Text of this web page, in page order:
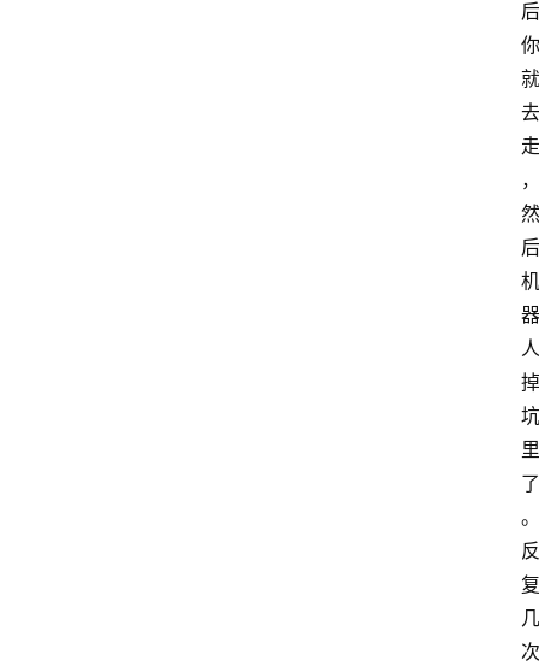
后
你
就
去
走
，
然
后
机
器
人
掉
坑
里
了
。
反
复
几
次